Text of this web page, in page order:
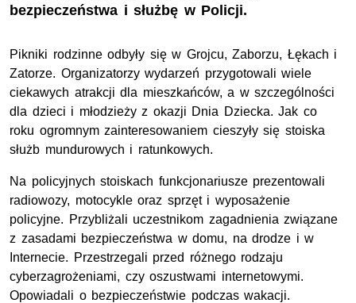
bezpieczeństwa i służbę w Policji.
Pikniki rodzinne odbyły się w Grojcu, Zaborzu, Łękach i
Zatorze. Organizatorzy wydarzeń przygotowali wiele
ciekawych atrakcji dla mieszkańców, a w szczególności
dla dzieci i młodzieży z okazji Dnia Dziecka. Jak co
roku ogromnym zainteresowaniem cieszyły się stoiska
służb mundurowych i ratunkowych.
Na policyjnych stoiskach funkcjonariusze prezentowali
radiowozy, motocykle oraz sprzęt i wyposażenie
policyjne. Przybliżali uczestnikom zagadnienia związane
z zasadami bezpieczeństwa w domu, na drodze i w
Internecie. Przestrzegali przed różnego rodzaju
cyberzagrożeniami, czy oszustwami internetowymi.
Opowiadali o bezpieczeństwie podczas wakacji.